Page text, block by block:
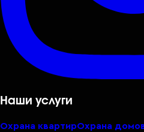
Наши услуги
Охрана квартирОхрана